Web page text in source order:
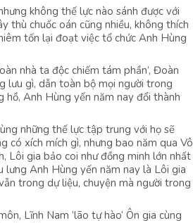
không thế lực nào sánh được với
thù chuốc oán cũng nhiều, không thích
tốn lại đoạt việc tổ chức Anh Hùng
nhà ta độc chiếm tám phần’, Đoàn
lưu gì, dẫn toàn bộ mọi người trong
Anh Hùng yến năm nay đổi thành
những thế lực tập trung với họ sẽ
có xích mích gì, nhưng bao năm qua Vô
Lôi gia bảo coi như đồng minh lớn nhất
lưng Anh Hùng yến năm nay là Lôi gia
trong dự liệu, chuyện mà người trong
Lĩnh Nam ‘lão tự hào’ Ôn gia cùng